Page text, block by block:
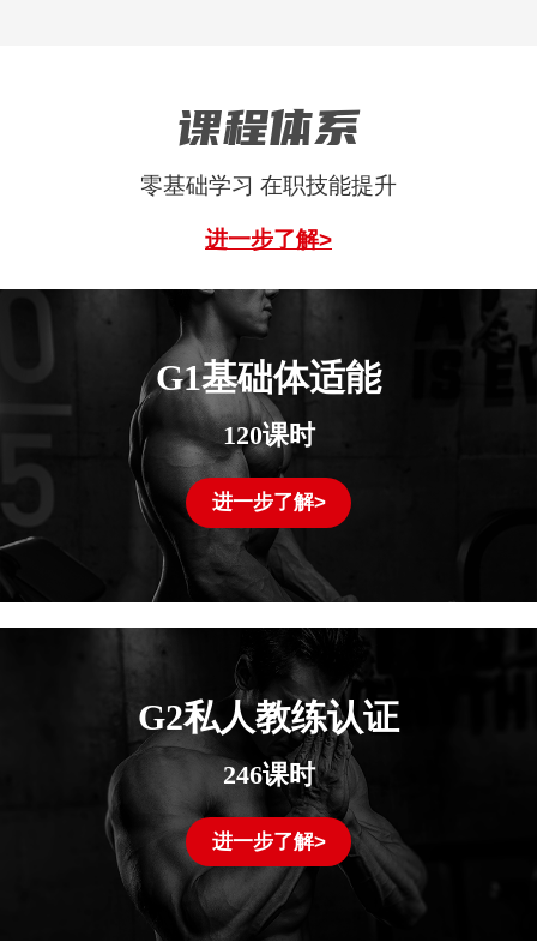
课程体系
零基础学习 在职技能提升
进一步了解>
G1基础体适能
120课时
进一步了解>
G2私人教练认证
246课时
进一步了解>